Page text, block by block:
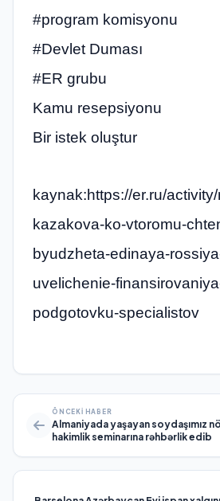
#program komisyonu
#Devlet Duması
#ER grubu
Kamu resepsiyonu
Bir istek oluştur
kaynak:https://er.ru/
kazakova-ko-vtoromu-
byudzheta-edinaya-
uvelichenie-
podgotovku-specialistov
ÖNCEKI HABER
Almaniyada yaşayan soydaşımız
hakimlik seminarına rəhbərlik edib